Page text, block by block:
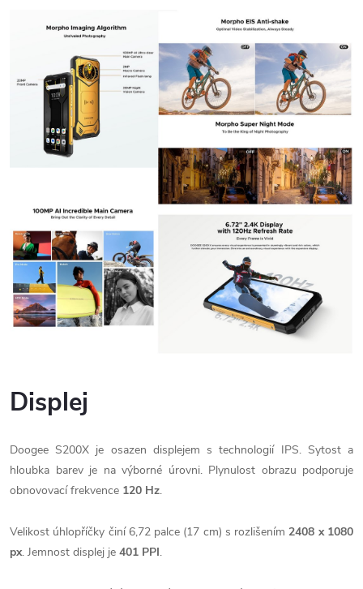
Displej
Doogee S200X je osazen displejem s technologií IPS. Sytost a
hloubka barev je na výborné úrovni. Plynulost obrazu podporuje
obnovovací frekvence 120 Hz.
Velikost úhlopříčky činí 6,72 palce (17 cm) s rozlišením 2408 x 1080
px. Jemnost displej je 401 PPI.